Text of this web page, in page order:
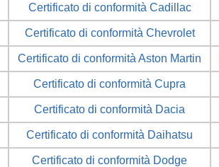
Certificato di conformità Cadillac
Certificato di conformità Chevrolet
Certificato di conformità Aston Martin
Certificato di conformità Cupra
Certificato di conformità Dacia
Certificato di conformità Daihatsu
Certificato di conformità Dodge